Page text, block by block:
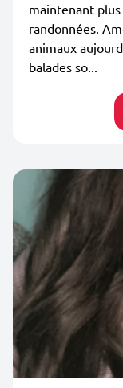
maintenant
randonnées.
animaux
balades so...